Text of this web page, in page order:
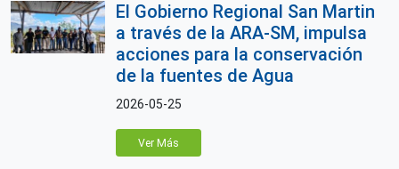
El Gobierno Regional San Martin
a través de la ARA-SM, impulsa
acciones para la conservación
de la fuentes de Agua
2026-05-25
Ver Más